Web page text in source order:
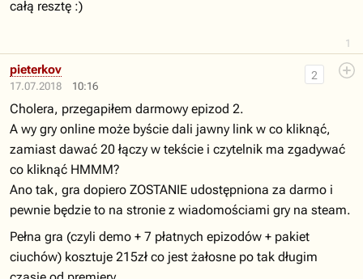
1
całą resztę :)
17.07.2018 10:16
2
pieterkov
Cholera, przegapiłem darmowy epizod 2.
A wy gry online może byście dali jawny link w co kliknąć,
zamiast dawać 20 łączy w tekście i czytelnik ma zgadywać
co kliknąć HMMM?
Ano tak, gra dopiero ZOSTANIE udostępniona za darmo i
pewnie będzie to na stronie z wiadomościami gry na steam.
Pełna gra (czyli demo + 7 płatnych epizodów + pakiet
ciuchów) kosztuje 215zł co jest żałosne po tak długim